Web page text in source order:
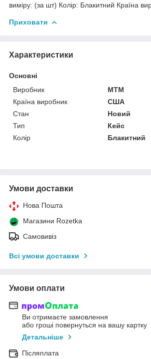
виміру: (за шт) Колір: Блакитний Країна
Приховати
Характеристики
Основні
Виробник
MTM
Країна виробник
США
Стан
Новий
Тип
Кейс
Колір
Блакитний
Умови доставки
Нова Пошта
Магазини Rozetka
Самовивіз
Всі умови доставки
Умови оплати
Ви отримаєте замовлення
або гроші повернуться на вашу картку
Детальніше
Післяплата